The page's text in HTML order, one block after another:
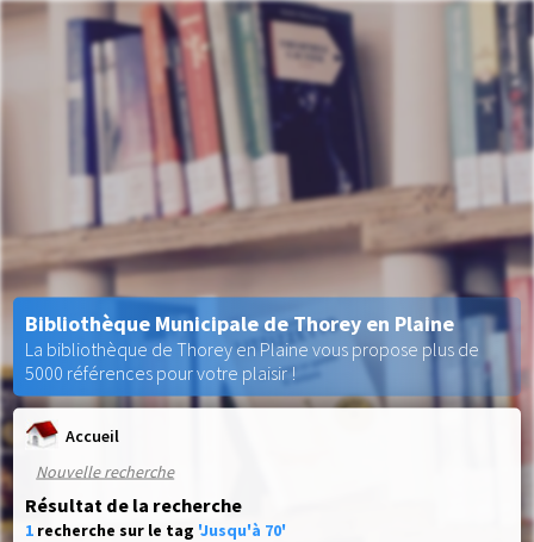
Accueil
Nouvelle recherche
Résultat de la recherche
1 recherche sur le tag 'Jusqu'à 70'
Bibliothèque Municipale de Thorey en Plaine
La bibliothèque de Thorey en Plaine vous propose plus de
5000 références pour votre plaisir !